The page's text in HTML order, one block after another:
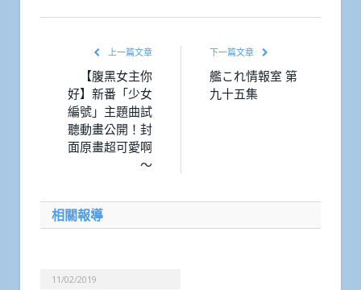
上一篇文章
【腹黑女主你
好】新番「少女
編號」主題曲試
聽動畫公開！封
面原畫超可愛啊
～
下一篇文章
艦これ情報室 第
九十五集
相關報導
11/02/2019